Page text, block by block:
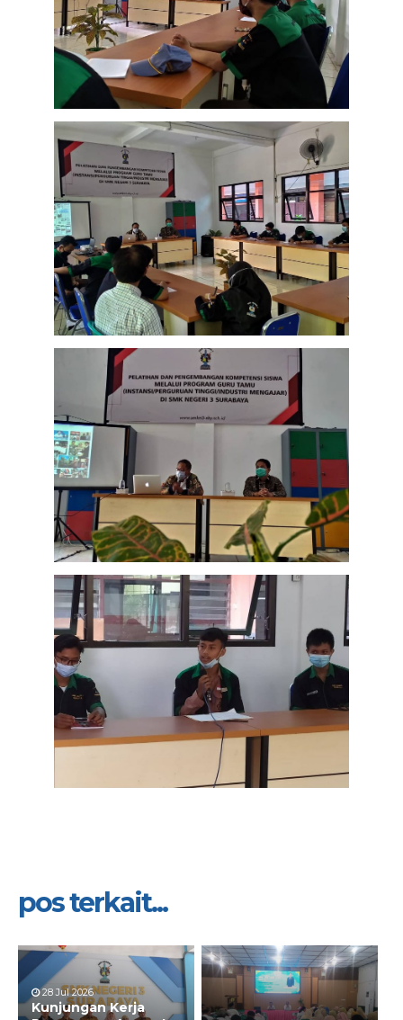
pos terkait...
28 Jul 2026
Kunjungan Kerja